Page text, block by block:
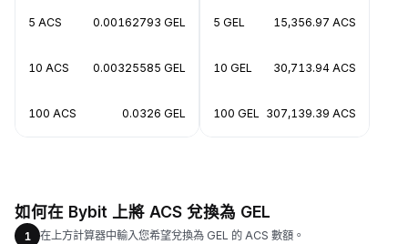
5 ACS 0.00162793 GEL
10 ACS 0.00325585 GEL
100 ACS 0.0326 GEL
5 GEL 15,356.97 ACS
10 GEL 30,713.94 ACS
100 GEL 307,139.39 ACS
如何在 Bybit 上將 ACS 兌換為 GEL
1
在上方計算器中輸入您希望兌換為 GEL 的 ACS 數額。